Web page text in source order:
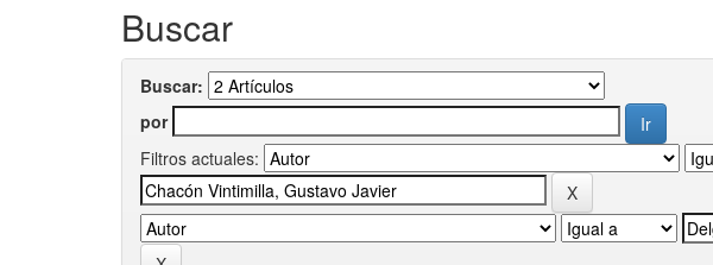
Buscar
Buscar:
por
Filtros actuales: